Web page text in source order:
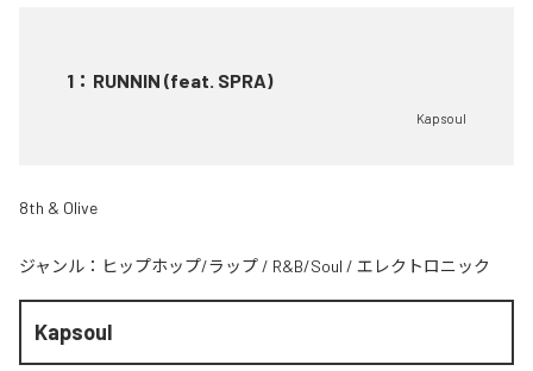
1 ： RUNNIN (feat. SPRA)
Kapsoul
8th & Olive
ジャンル： ヒップホップ/ラップ / R&B/Soul / エレクトロニック
Kapsoul